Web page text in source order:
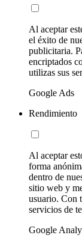
Al aceptar
el éxito de
publicitaria.
encriptados
utilizas sus
Google Ads
Rendimiento
Al aceptar
forma
dentro de
sitio web y
usuario. Con
servicios de
Google